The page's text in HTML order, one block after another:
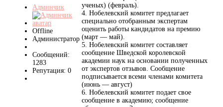
Админчик
Offline
Администратор
Сообщений:
1283
Репутация: 0
ученых) (февраль).
4. Нобелевский комитет предлагает
специально отобранным экспертам
оценить работы кандидатов на премию
(март — май).
5. Нобелевский комитет составляет
сообщение Шведской королевской
академии наук на основании полученных
от экспертов отзывов. Сообщение
подписывается всеми членами комитета
(июнь — август)
6. Нобелевский комитет подает свое
сообщение в академию; сообщение